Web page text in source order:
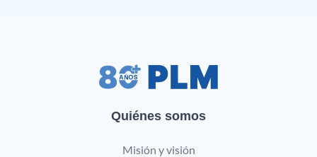
Quiénes somos
Misión y visión